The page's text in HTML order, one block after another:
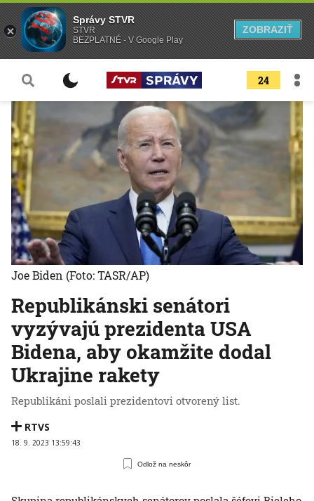
24
Republikánski senátori
vyzývajú prezidenta USA
Bidena, aby okamžite dodal
Ukrajine rakety
Republikáni poslali prezidentovi otvorený list.
RTVS
18. 9. 2023 13:59:43
Odlož na neskôr
Joe Biden (Foto: TASR/AP)
Správy STVR
STVR
BEZPLATNÉ - V Google Play
ZOBRAZIŤ